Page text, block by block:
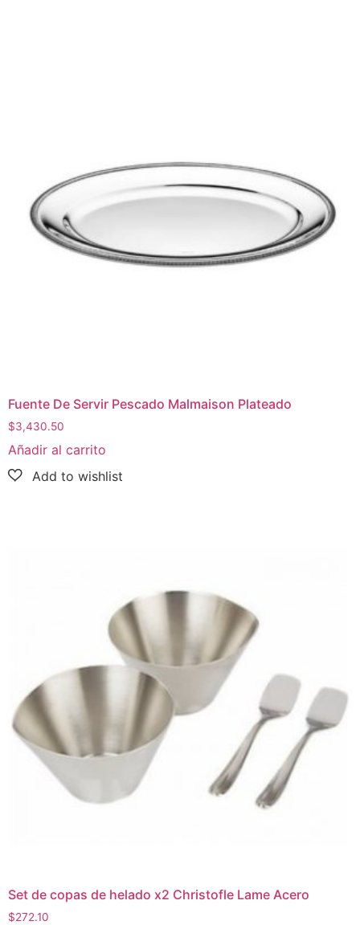
Fuente De Servir Pescado Malmaison Plateado
$3,430.50
Añadir al carrito
Set de copas de helado x2 Christofle Lame Acero
$272.10